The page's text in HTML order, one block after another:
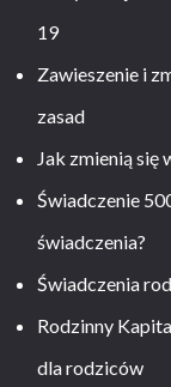
19
Zawieszenie i
zasad
Jak zmienią się
Świadczenie
świadczenia?
Świadczenia
Rodzinny
dla rodziców